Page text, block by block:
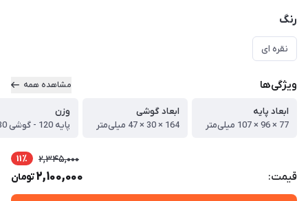
رنگ
نقره ای
ویژگی‌ها مشاهده همه
ابعاد پایه
77 × 96 × 107 میلی‌متر
ابعاد گوشی
164 × 30 × 47 میلی‌متر
وزن
پایه 120 - گوشی 130 گرم
قیمت:
2,345,000 11٪
2,100,000تومان